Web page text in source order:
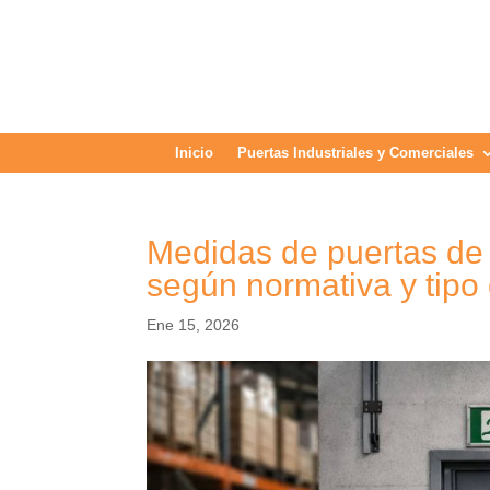
Inicio Puertas Industriales y Comerciales
Medidas de puertas
según normativa y
Ene 15, 2026